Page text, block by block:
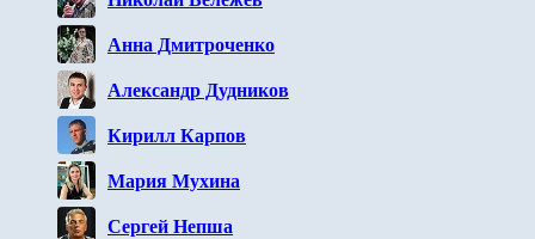
Анна Дмитроченко
Александр Дудников
Кирилл Карпов
Мария Мухина
Сергей Непша